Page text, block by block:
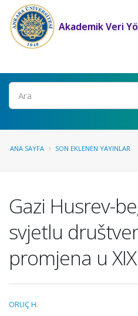
Akademik Veri
Ara
ANA SAYFA SON EKLENEN YAYINLAR
Gazi Husrev-
svjetlu
promjena u
ORUÇ H.